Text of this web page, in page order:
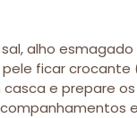
alho esmagado
ficar
e prepare